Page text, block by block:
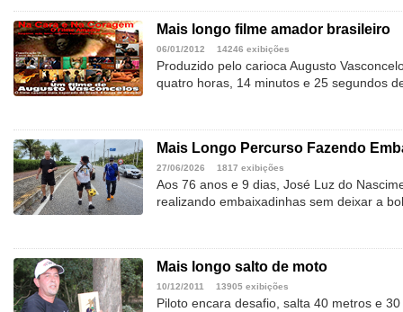
Mais longo filme amador brasileiro
06/01/2012 14246 exibições
Produzido pelo carioca Augusto
quatro horas, 14 minutos e 25 segundos
Mais Longo Percurso Fazendo
27/06/2026 1817 exibições
Aos 76 anos e 9 dias, José Luz do
realizando embaixadinhas sem deixar a
Mais longo salto de moto
10/12/2011 13905 exibições
Piloto encara desafio, salta 40 metros e